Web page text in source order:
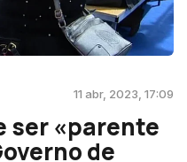
11 abr, 2023, 17:09
ser «parente
de